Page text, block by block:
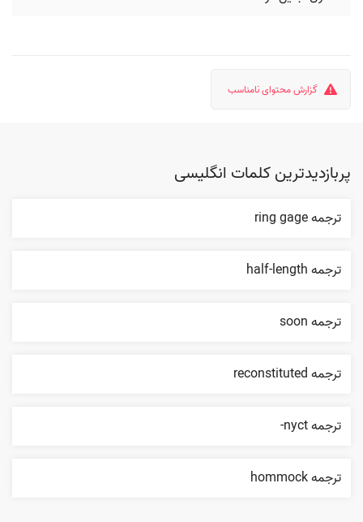
گزارش محتوای نامناسب
پربازدیدترین کلمات انگلیسی
ترجمه ring gage
ترجمه half-length
ترجمه soon
ترجمه reconstituted
ترجمه nyct-
ترجمه hommock